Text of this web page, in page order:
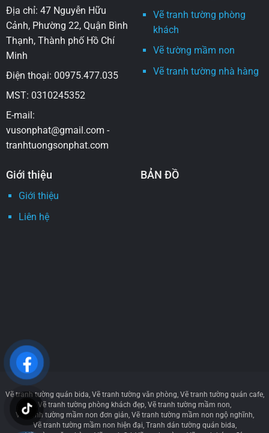
Địa chỉ: 47 Nguyễn Hữu
Cảnh, Phường 22, Quận Bình
Thạnh, Thành phố Hồ Chí
Minh
Điện thoại: 00975.477.035
MST: 0310245352
E-mail:
vusonphat@gmail.com -
tranhtuongsonphat.com
Vẽ tranh tường phòng
khách
Vẽ tường mầm non
Vẽ tranh tường nhà hàng
Giới thiệu
Giới thiệu
Liên hệ
BẢN ĐỒ
Vẽ tranh tường quán bida Vẽ tranh tường văn phòng Vẽ tranh tường quán cafe
Vẽ tranh tường phòng khách đẹp Vẽ tranh tường mầm non
Vẽ tranh tường mầm non đơn giản Vẽ tranh tường mầm non ngộ nghĩnh
Vẽ tranh tường mầm non hiện đại Tranh dán tường quán bida